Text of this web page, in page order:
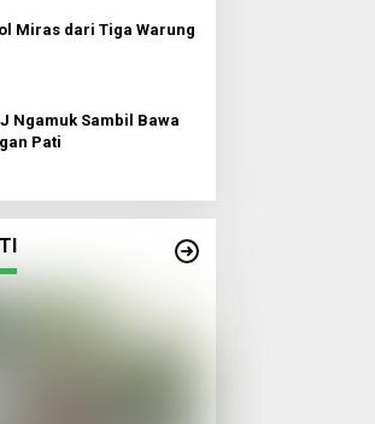
Miras dari Tiga Warung
Ngamuk Sambil Bawa
Pati